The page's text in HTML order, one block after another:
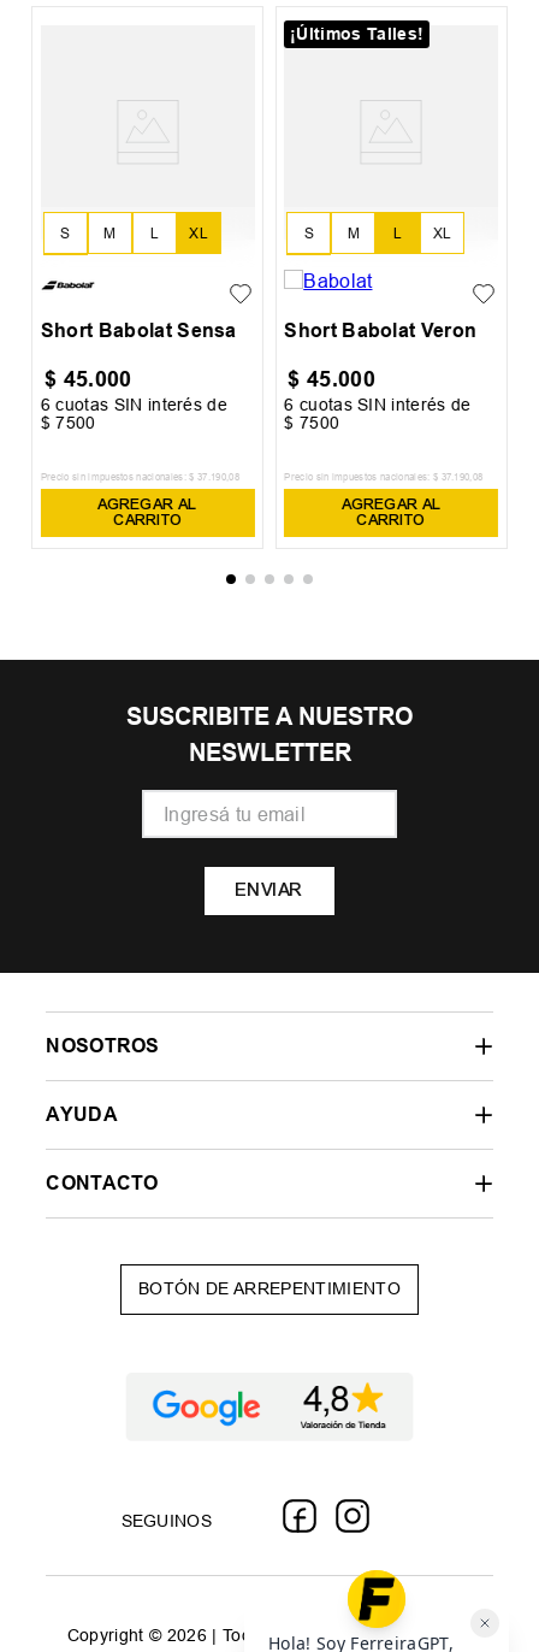
S L
M XL
Short Babolat Sensa
$ 45.000
6 cuotas SIN interés de
$ 7500
Precio sin impuestos nacionales: $ 37 190,08
AGREGAR AL
CARRITO
¡Últimos Talles!
S L
M XL
XXL
Short Babolat Veron
$ 45.000
6 cuotas SIN interés de
$ 7500
Precio sin impuestos nacionales: $ 37 190 08
AGREGAR AL
CARRITO
SUSCRIBITE A NUESTRO
NESWLETTER
ENVIAR
NOSOTROS
AYUDA
CONTACTO
BOTÓN DE ARREPENTIMIENTO
SEGUINOS
Copyright © 2026 | Todos los derechos reservados